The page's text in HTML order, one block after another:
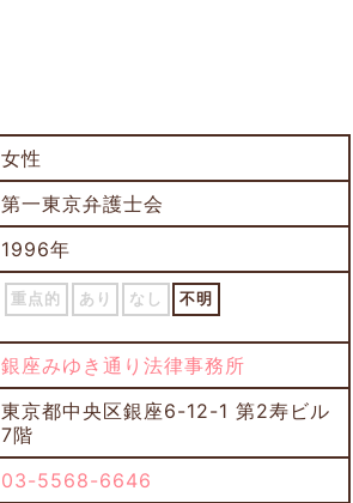
女性
第一東京弁護士会
1996年
重点的 あり なし 不明
銀座みゆき通り法律事務所
東京都中央区銀座6-12-1 第2寿ビル
7階
03-5568-6646